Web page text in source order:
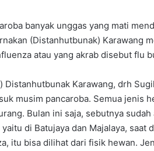
banyak unggas yang mati
(Distanhutbunak) Karawang
atau yang akrab disebut flu
Distanhutbunak Karawang, drh
musim pancaroba. Semua jenis
Bulan ini saja, sebutnya sudah
di Batujaya dan Majalaya, saat
itu bisa dilihat dari fisik hewan.